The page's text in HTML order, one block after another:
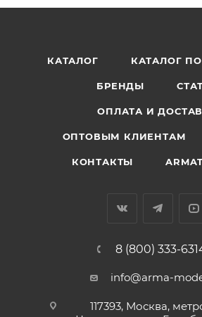
КАТАЛОГ КАТАЛОГ
БРЕНДЫ
ОПЛАТА И
ОПТОВЫМ КЛИЕНТАМ
КОНТАКТЫ
8 (800) 333-
info@arma-
117393, Москва,